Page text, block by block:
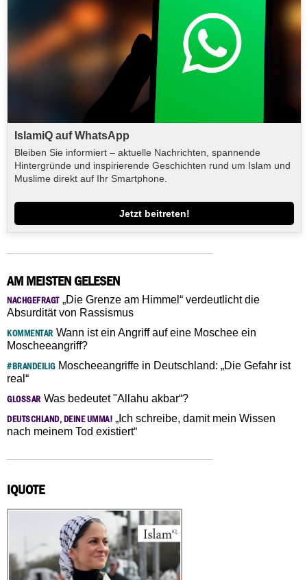
IslamiQ auf WhatsApp
Bleiben Sie informiert – aktuelle Nachrichten, spannende
Hintergründe und inspirierende Geschichten rund um Islam und
Muslime direkt auf Ihr Smartphone.
Jetzt beitreten!
AM MEISTEN GELESEN
NACHGEFRAGT„Die Grenze am Himmel“ verdeutlicht die
Absurdität von Rassismus
KOMMENTAR Wann ist ein Angriff auf eine Moschee ein
Moscheeangriff?
#BRANDEILIGMoscheeangriffe in Deutschland: „Die Gefahr ist
real“
GLOSSAR Was bedeutet "Allahu akbar“?
DEUTSCHLAND, DEINE UMMA! „Ich schreibe, damit mein Wissen
nach meinem Tod existiert“
IQUOTE